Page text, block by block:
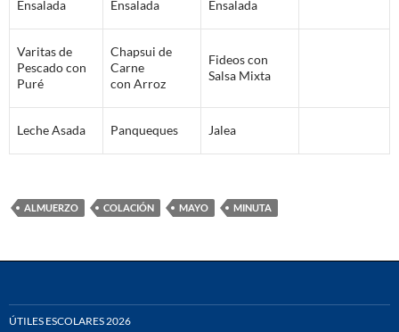
Ensalada Ensalada Ensalada
Varitas de
Pescado con
Puré
Chapsui de
Carne
con Arroz
Fideos con
Salsa Mixta
Leche Asada Panqueques Jalea
ALMUERZO COLACIÓN MAYO MINUTA
ÚTILES ESCOLARES 2026